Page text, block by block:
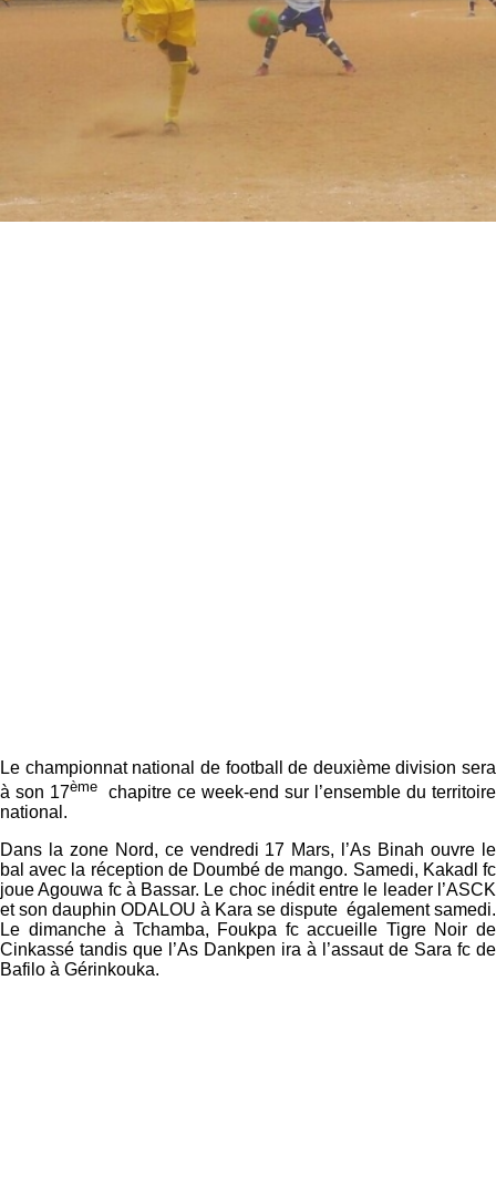
Le championnat national de football de deuxième division sera
à son 17ème chapitre ce week-end sur l’ensemble du territoire
national.
Dans la zone Nord, ce vendredi 17 Mars, l’As Binah ouvre le
bal avec la réception de Doumbé de mango. Samedi, Kakadl fc
joue Agouwa fc à Bassar. Le choc inédit entre le leader l’ASCK
et son dauphin ODALOU à Kara se dispute également samedi.
Le dimanche à Tchamba, Foukpa fc accueille Tigre Noir de
Cinkassé tandis que l’As Dankpen ira à l’assaut de Sara fc de
Bafilo à Gérinkouka.